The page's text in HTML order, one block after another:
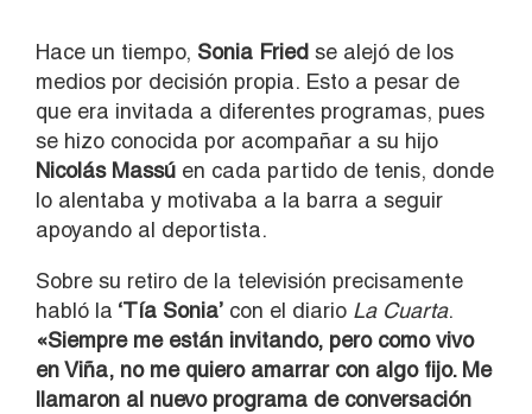
Hace un tiempo, Sonia Fried se alejó de los
medios por decisión propia. Esto a pesar de
que era invitada a diferentes programas, pues
se hizo conocida por acompañar a su hijo
Nicolás Massú en cada partido de tenis, donde
lo alentaba y motivaba a la barra a seguir
apoyando al deportista.
Sobre su retiro de la televisión precisamente
habló la ‘Tía Sonia’ con el diario La Cuarta.
«Siempre me están invitando, pero como vivo
en Viña, no me quiero amarrar con algo fijo. Me
llamaron al nuevo programa de conversación